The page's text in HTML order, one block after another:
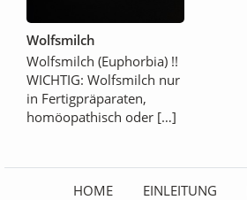
Wolfsmilch
Wolfsmilch (Euphorbia) !!
WICHTIG: Wolfsmilch nur
in Fertigpräparaten,
homöopathisch oder […]
HOME EINLEITUNG